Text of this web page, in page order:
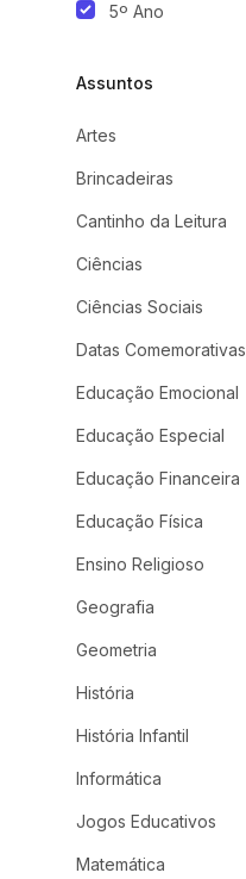
5º Ano
Assuntos
Artes
Brincadeiras
Cantinho da Leitura
Ciências
Ciências Sociais
Datas Comemorativas
Educação Emocional
Educação Especial
Educação Financeira
Educação Física
Ensino Religioso
Geografia
Geometria
História
História Infantil
Informática
Jogos Educativos
Matemática